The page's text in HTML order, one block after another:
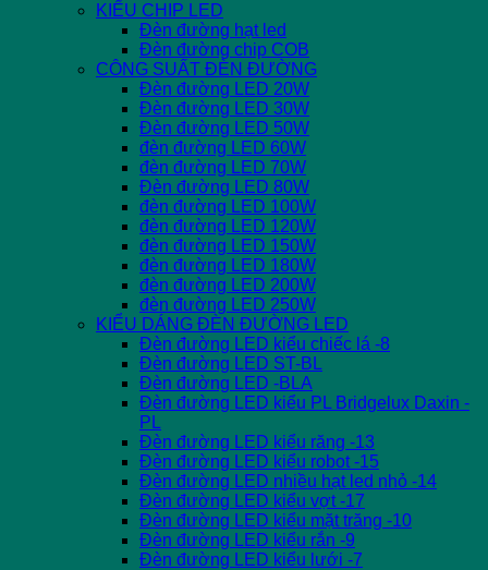
KIỂU CHIP LED
Đèn đường hạt led
Đèn đường chip COB
CÔNG SUẤT ĐÈN ĐƯỜNG
Đèn đường LED 20W
Đèn đường LED 30W
Đèn đường LED 50W
đèn đường LED 60W
đèn đường LED 70W
Đèn đường LED 80W
đèn đường LED 100W
đèn đường LED 120W
đèn đường LED 150W
đèn đường LED 180W
đèn đường LED 200W
đèn đường LED 250W
KIỂU DÁNG ĐÈN ĐƯỜNG LED
Đèn đường LED kiểu chiếc lá -8
Đèn đường LED ST-BL
Đèn đường LED -BLA
Đèn đường LED kiểu PL Bridgelux Daxin -
PL
Đèn đường LED kiểu răng -13
Đèn đường LED kiểu robot -15
Đèn đường LED nhiều hạt led nhỏ -14
Đèn đường LED kiểu vợt -17
Đèn đường LED kiểu mặt trăng -10
Đèn đường LED kiểu rắn -9
Đèn đường LED kiểu lưới -7